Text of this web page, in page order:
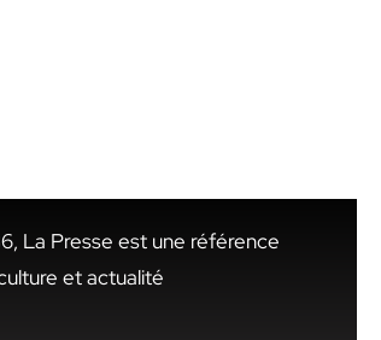
La Presse est une référence
et actualité